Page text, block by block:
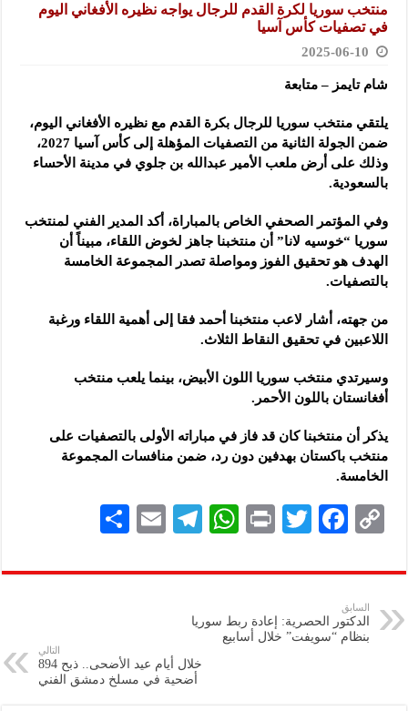
منتخب سوريا لكرة القدم للرجال يواجه نظيره الأفغاني اليوم
في تصفيات كأس آسيا
2025-06-10
شام تايمز – متابعة
يلتقي منتخب سوريا للرجال بكرة القدم مع نظيره الأفغاني اليوم،
ضمن الجولة الثانية من التصفيات المؤهلة إلى
كأس آسيا 2027،
وذلك على أرض ملعب الأمير عبدالله بن جلوي في مدينة الأحساء
بالسعودية.
وفي المؤتمر الصحفي الخاص بالمباراة، أكد المدير الفني لمنتخب
سوريا “خوسيه لانا” أن منتخبنا جاهز لخوض اللقاء، مبيناً أن
الهدف هو تحقيق الفوز ومواصلة تصدر المجموعة الخامسة
بالتصفيات.
من جهته، أشار لاعب منتخبنا أحمد فقا إلى أهمية اللقاء ورغبة
اللاعبين في تحقيق النقاط الثلاث.
وسيرتدي منتخب سوريا اللون الأبيض، بينما يلعب منتخب
أفغانستان باللون الأحمر.
يذكر أن منتخبنا كان قد فاز في مباراته الأولى بالتصفيات على
منتخب باكستان بهدفين دون رد، ضمن منافسات المجموعة
الخامسة.
C
p
y
Li
F
eb
k
T
tt
P
nt
W
at
A
p
p
Te
gr
E
ai
ar
السابق
الدكتور الحصرية: إعادة ربط سوريا
بنظام “سويفت” خلال أسابيع
التالي
خلال أيام عيد الأضحى.. ذبح 894
أضحية في مسلخ دمشق الفني